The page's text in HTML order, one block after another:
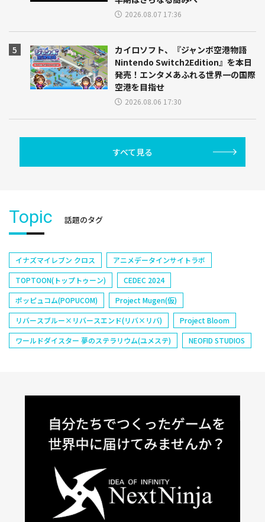
2026.08.07 17:36
カイロソフト、『ジャンボ空港物語
Nintendo Switch2Edition』を本日
発売！エンタメあふれる世界一の国際
空港を目指せ
2026.08.06 17:30
すべて見る
Topic 話題のタグ
イナズマイレブン クロス
アニメデータインサイトラボ
TOPTOON(トップトゥーン)
CEDEC 2024
ポッピュコム(POPUCOM)
Project Mugen(仮)
リバースブルー×リバースエンド(リバ×リバ)
Project Bloom
ワールドダイスター 夢のステラリウム(ユメステ)
NEOFID STUDIOS